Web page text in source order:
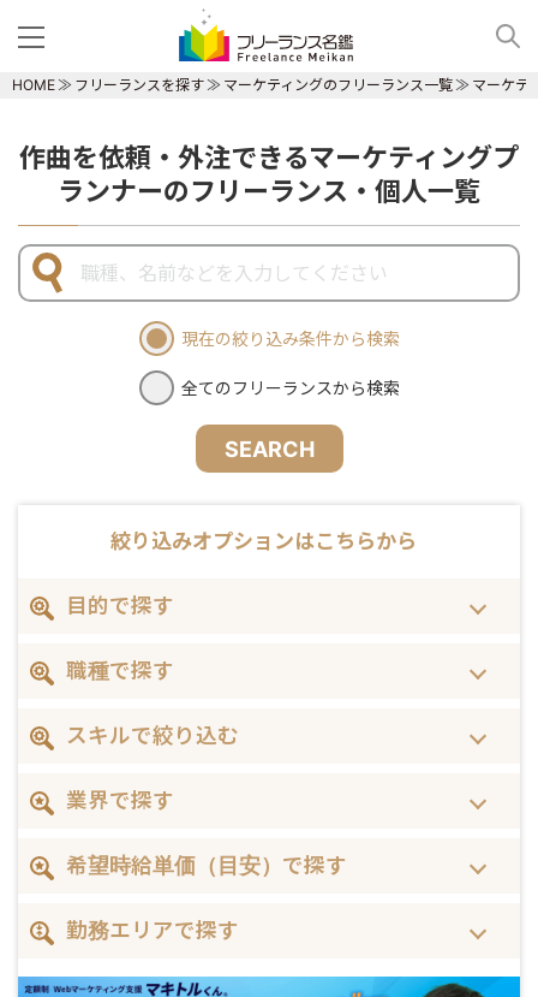
HOME フリーランスを探す マーケティングのフリーランス一覧 マーケテ
作曲を依頼・外注できるマーケティングプ
ランナーのフリーランス・個人一覧
現在の絞り込み条件から検索
全てのフリーランスから検索
SEARCH
絞り込みオプションはこちらから
目的で探す
職種で探す
スキルで絞り込む
業界で探す
希望時給単価（目安）で探す
勤務エリアで探す